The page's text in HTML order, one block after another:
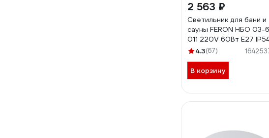
2 563 ₽
Светильник для бани и
сауны FERON НБО 03-
011 220V 60Вт Е27
дерево, клен, круг
4.3(67)
В корзину